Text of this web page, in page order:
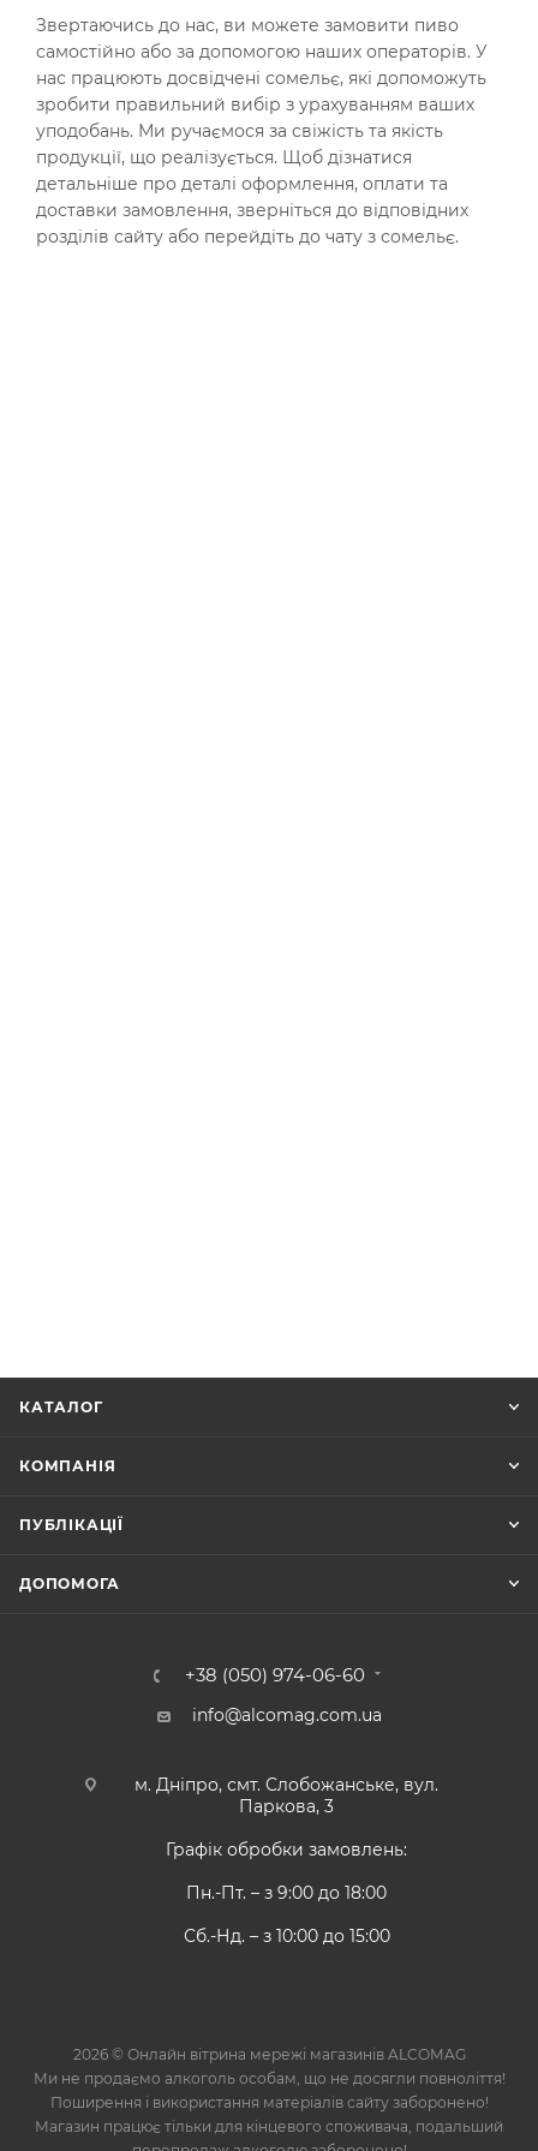
Звертаючись до нас, ви можете замовити пиво
самостійно або за допомогою наших операторів. У
нас працюють досвідчені сомельє, які допоможуть
зробити правильний вибір з урахуванням ваших
уподобань. Ми ручаємося за свіжість та якість
продукції, що реалізується. Щоб дізнатися
детальніше про деталі оформлення, оплати та
доставки замовлення, зверніться до відповідних
розділів сайту або перейдіть до чату з сомельє.
КАТАЛОГ
КОМПАНІЯ
ПУБЛІКАЦІЇ
ДОПОМОГА
+38 (050) 974-06-60
info@alcomag.com.ua
м. Дніпро, смт. Слобожанське, вул.
Паркова, 3
Графік обробки замовлень:
Пн.-Пт. – з 9:00 до 18:00
Сб.-Нд. – з 10:00 до 15:00
2026 © Онлайн вітрина мережі магазинів ALCOMAG
Ми не продаємо алкоголь особам, що не досягли повноліття!
Поширення і використання матеріалів сайту заборонено!
Магазин працює тільки для кінцевого споживача, подальший